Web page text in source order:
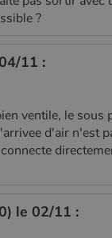
?
11 :
ventile, le sous
d'air n'est
le 02/11 :